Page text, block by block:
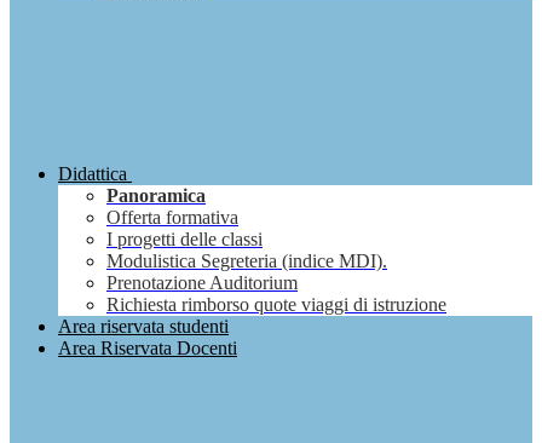
Didattica
Panoramica
Offerta formativa
I progetti delle classi
Modulistica Segreteria (indice MDI).
Prenotazione Auditorium
Richiesta rimborso quote viaggi di istruzione
Area riservata studenti
Area Riservata Docenti